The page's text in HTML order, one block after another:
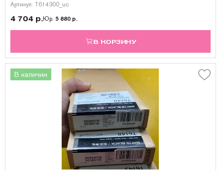
Артикул: T614300_uc
4 704 р.Юр. 5 880 р.
В КОРЗИНУ
В наличии